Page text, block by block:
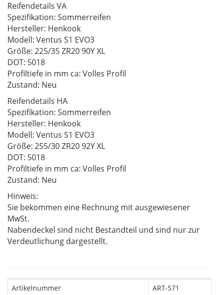
Reifendetails VA
Spezifikation: Sommerreifen
Hersteller: Henkook
Modell: Ventus S1 EVO3
Größe: 225/35 ZR20 90Y XL
DOT: 5018
Profiltiefe in mm ca: Volles Profil
Zustand: Neu
Reifendetails HA
Spezifikation: Sommerreifen
Hersteller: Henkook
Modell: Ventus S1 EVO3
Größe: 255/30 ZR20 92Y XL
DOT: 5018
Profiltiefe in mm ca: Volles Profil
Zustand: Neu
Hinweis:
Sie bekommen eine Rechnung mit ausgewiesener
MwSt.
Nabendeckel sind nicht Bestandteil und sind nur zur
Verdeutlichung dargestellt.
Artikelnummer
ART-571